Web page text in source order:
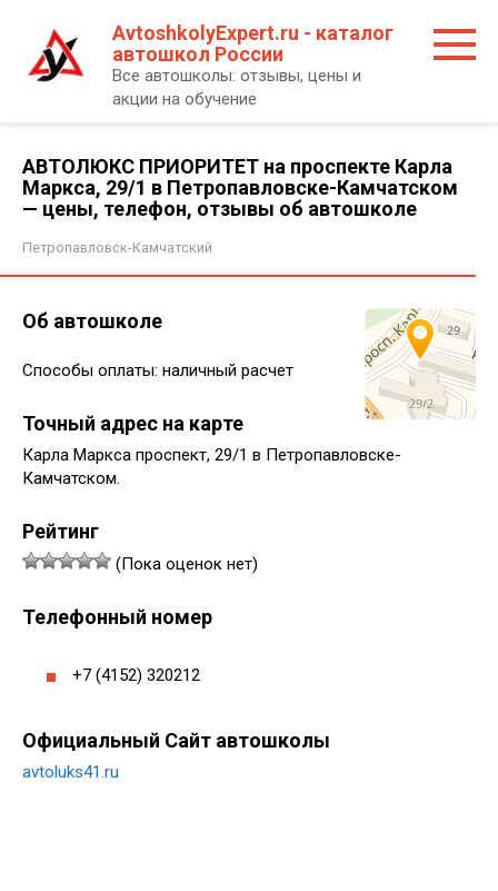
контенту
AvtoshkolyExpert.ru - каталог
автошкол России
Все автошколы: отзывы, цены и
акции на обучение
АВТОЛЮКС ПРИОРИТЕТ на проспекте Карла
Маркса, 29/1 в Петропавловске-Камчатском
— цены, телефон, отзывы об автошколе
Петропавловск-Камчатский
Об автошколе
Способы оплаты: наличный расчет
Точный адрес на карте
Карла Маркса проспект, 29/1 в Петропавловске-
Камчатском.
Рейтинг
(Пока оценок нет)
Телефонный номер
+7 (4152) 320212
Официальный Сайт автошколы
avtoluks41.ru